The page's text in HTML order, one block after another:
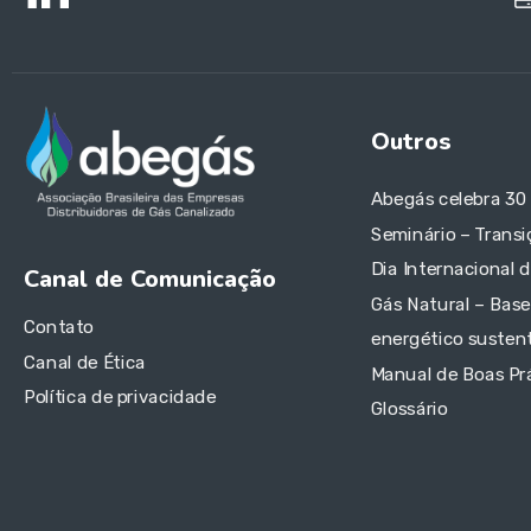
Canal de Comunicação
Contato
Canal de Ética
Política de privacidade
Outros
Abegás celebra 30
Seminário –
Dia Internacional
Gás Natural –
energético
Manual de Boas
Glossário